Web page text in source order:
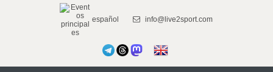
español info@live2sport.com